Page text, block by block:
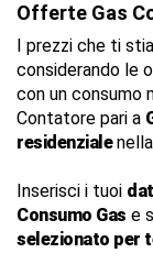
Offerte Gas
I prezzi che ti
considerando le
con un consumo
Contatore pari a
residenziale
Inserisci i tuoi
Consumo Gas e
selezionato per